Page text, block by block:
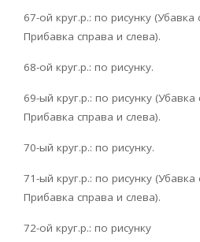
67-ой круг.р.: по рисунку (Убавка
Прибавка справа и слева).
68-ой круг.р.: по рисунку.
69-ый круг.р.: по рисунку
Прибавка справа и слева).
70-ый круг.р.: по рисунку.
71-ый круг.р.: по рисунку (Убавка
Прибавка справа и слева).
72-ой круг.р.: по рисунку